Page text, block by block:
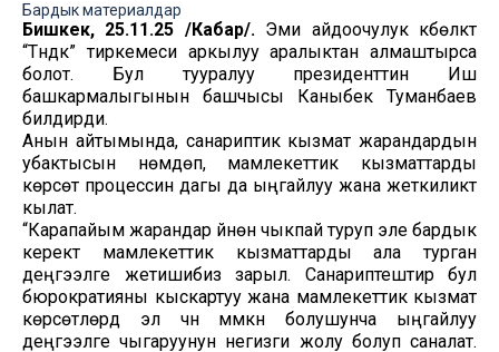
Бардык материалдар
Бишкек, 25.11.25 /Кабар/.Эми айдоочулук күбөлүктү
“Түндүк” тиркемеси аркылуу аралыктан алмаштырса
болот. Бул тууралуу президенттин Иш
башкармалыгынын башчысы Каныбек Туманбаев
билдирди.
Анын айтымында, санариптик кызмат жарандардын
убактысын үнөмдөп, мамлекеттик кызматтарды
көрсөтүү процессин дагы да ыңгайлуу жана жеткиликтүү
кылат.
“Карапайым жарандар үйүнөн чыкпай туруп эле бардык
керектүү мамлекеттик кызматтарды ала турган
деңгээлге жетишибиз зарыл. Санариптештирүү бул
бюрократияны кыскартуу жана мамлекеттик кызмат
көрсөтүүлөрдү эл үчүн мүмкүн болушунча ыңгайлуу
деңгээлге чыгаруунун негизги жолу болуп саналат.